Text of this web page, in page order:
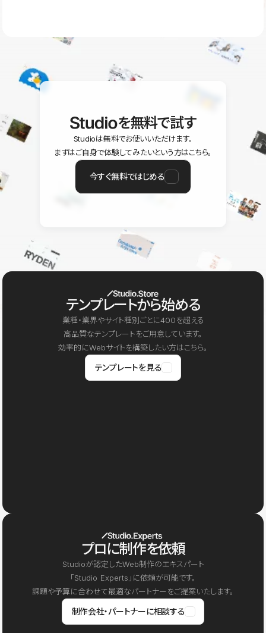
ユーザー同士で質問・相談できるコミュニティもご利用ください。
を無料で試す
Studioは無料でお使いいただけます。
まずはご自身で体験してみたいという方はこちら。
今すぐ無料ではじめる
テンプレートから始める
業種・業界やサイト種別ごとに400を超える
高品質なテンプレートをご用意しています。
効率的にWebサイトを構築したい方はこちら。
テンプレートを見る
プロに制作を依頼
Studioが認定したWeb制作のエキスパート
「Studio Experts」に依頼が可能です。
課題や予算に合わせて最適なパートナーをご提案いたします。
制作会社・パートナーに相談する